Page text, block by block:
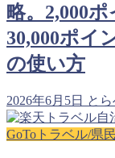
略。2,000
30,000ポイ
の使い方
2026年6月5日 と
GoToトラベル/県